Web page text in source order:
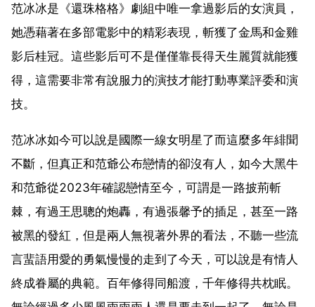
范冰冰是《還珠格格》劇組中唯一拿過影后的女演員，
她憑藉著在多部電影中的精彩表現，斬獲了金馬和金雞
影后桂冠。這些影后可不是僅僅靠長得天生麗質就能獲
得，這需要非常有說服力的演技才能打動專業評委和演
技。
范冰冰如今可以說是國際一線女明星了而這麼多年緋聞
不斷，但真正和范爺公布戀情的卻沒有人，如今大黑牛
和范爺從2023年確認戀情至今，可謂是一路披荊斬
棘，有過王思聰的炮轟，有過張馨予的插足，甚至一路
被黑的發紅，但是兩人無視著外界的看法，不聽一些流
言蜚語用愛的勇氣慢慢的走到了今天，可以說是有情人
終成眷屬的典範。百年修得同船渡，千年修得共枕眠。